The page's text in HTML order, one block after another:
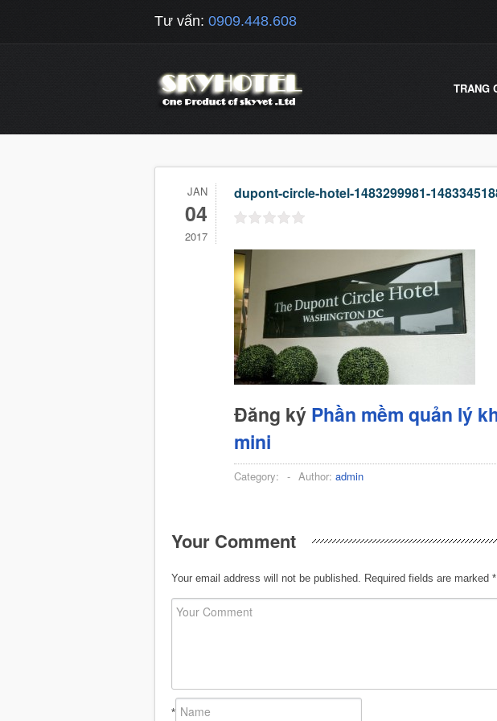
Tư vấn: 0909.448.608
TRANG
JAN
04
2017
dupont-circle-hotel-1483299981-
Đăng ký Phần mềm quản lý
mini
Category: - Author: admin
Your Comment
Your email address will not be published. Required fields are marked *
*